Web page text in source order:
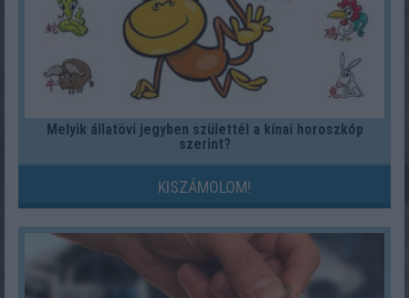
Melyik állatövi jegyben születtél a kínai horoszkóp
szerint?
KISZÁMOLOM!